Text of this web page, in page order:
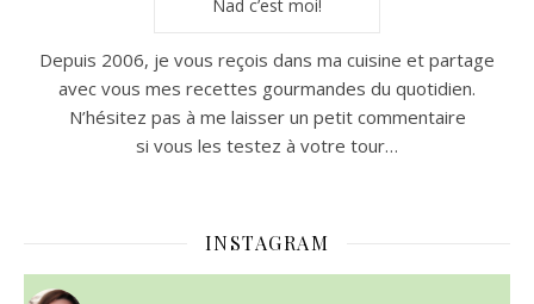
Nad c’est moi!
Depuis 2006, je vous reçois dans ma cuisine et partage
avec vous mes recettes gourmandes du quotidien.
N’hésitez pas à me laisser un petit commentaire
si vous les testez à votre tour…
INSTAGRAM